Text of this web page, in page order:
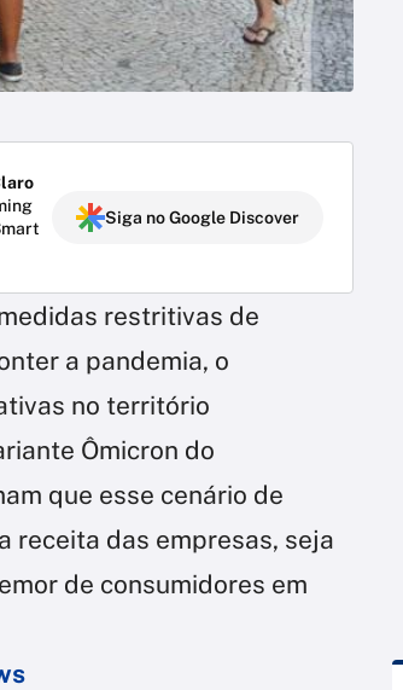
Siga no Google Discover
restritivas de
a pandemia, o
no território
Ômicron do
que esse cenário de
receita das empresas, seja
de consumidores em